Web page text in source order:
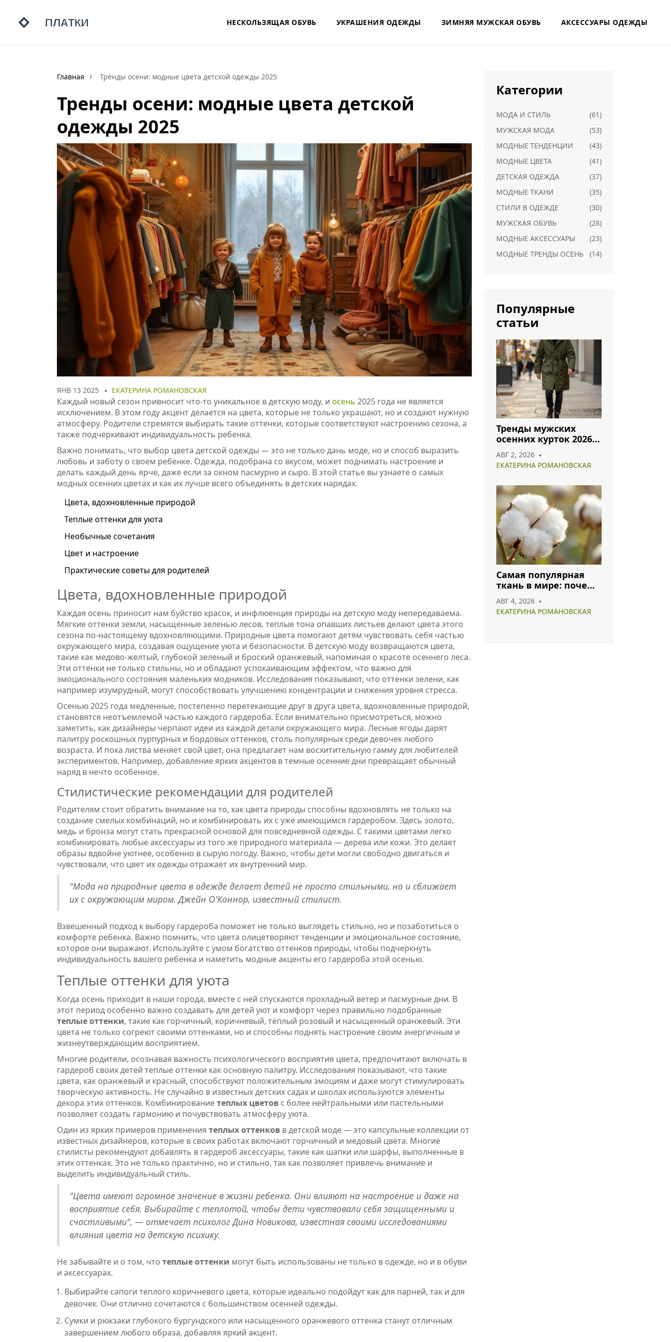
НЕСКОЛЬЗЯЩАЯ ОБУВЬ УКРАШЕНИЯ ОДЕЖДЫ ЗИМНЯЯ МУЖСКАЯ ОБУВЬ АКСЕССУАРЫ ОДЕЖДЫ
Главная Тренды осени: модные цвета детской одежды 2025
Тренды осени: модные цвета детской
одежды 2025
ЯНВ 13 2025 ЕКАТЕРИНА РОМАНОВСКАЯ
Каждый новый сезон привносит что-то уникальное в детскую моду, и осень 2025 года не является
исключением. В этом году акцент делается на цвета, которые не только украшают, но и создают нужную
атмосферу. Родители стремятся выбирать такие оттенки, которые соответствуют настроению сезона, а
также подчеркивают индивидуальность ребенка.
Важно понимать, что выбор цвета детской одежды — это не только дань моде, но и способ выразить
любовь и заботу о своем ребенке. Одежда, подобрана со вкусом, может поднимать настроение и
делать каждый день ярче, даже если за окном пасмурно и сыро. В этой статье вы узнаете о самых
модных осенних цветах и как их лучше всего объединять в детских нарядах.
Цвета, вдохновленные природой
Теплые оттенки для уюта
Необычные сочетания
Цвет и настроение
Практические советы для родителей
Цвета, вдохновленные природой
Каждая осень приносит нам буйство красок, и инфлюенция природы на детскую моду непередаваема.
Мягкие оттенки земли, насыщенные зеленью лесов, теплые тона опавших листьев делают цвета этого
сезона по-настоящему вдохновляющими. Природные цвета помогают детям чувствовать себя частью
окружающего мира, создавая ощущение уюта и безопасности. В детскую моду возвращаются цвета,
такие как медово-желтый, глубокой зеленый и броский оранжевый, напоминая о красоте осеннего леса.
Эти оттенки не только стильны, но и обладают успокаивающим эффектом, что важно для
эмоционального состояния маленьких модников. Исследования показывают, что оттенки зелени, как
например изумрудный, могут способствовать улучшению концентрации и снижения уровня стресса.
Осенью 2025 года медленные, постепенно перетекающие друг в друга цвета, вдохновленные природой,
становятся неотъемлемой частью каждого гардероба. Если внимательно присмотреться, можно
заметить, как дизайнеры черпают идеи из каждой детали окружающего мира. Лесные ягоды дарят
палитру роскошных пурпурных и бордовых оттенков, столь популярных среди девочек любого
возраста. И пока листва меняет свой цвет, она предлагает нам восхитительную гамму для любителей
экспериментов. Например, добавление ярких акцентов в темные осенние дни превращает обычный
наряд в нечто особенное.
Стилистические рекомендации для родителей
Родителям стоит обратить внимание на то, как цвета природы способны вдохновлять не только на
создание смелых комбинаций, но и комбинировать их с уже имеющимся гардеробом. Здесь золото,
медь и бронза могут стать прекрасной основой для повседневной одежды. С такими цветами легко
комбинировать любые аксессуары из того же природного материала — дерева или кожи. Это делает
образы вдвойне уютнее, особенно в сырую погоду. Важно, чтобы дети могли свободно двигаться и
чувствовали, что цвет их одежды отражает их внутренний мир.
"Мода на природные цвета в одежде делает детей не просто стильными, но и сближает
их с окружающим миром. Джейн О'Коннор, известный стилист.
Взвешенный подход к выбору гардероба поможет не только выглядеть стильно, но и позаботиться о
комфорте ребенка. Важно помнить, что цвета олицетворяют тенденции и эмоциональное состояние,
которое они выражают. Используйте с умом богатство оттенков природы, чтобы подчеркнуть
индивидуальность вашего ребенка и наметить модные акценты его гардероба этой осенью.
Теплые оттенки для уюта
Когда осень приходит в наши города, вместе с ней спускаются прохладный ветер и пасмурные дни. В
этот период особенно важно создавать для детей уют и комфорт через правильно подобранные
теплые оттенки, такие как горчичный, коричневый, тёплый розовый и насыщенный оранжевый. Эти
цвета не только согреют своими оттенками, но и способны поднять настроение своим энергичным и
жизнеутверждающим восприятием.
Многие родители, осознавая важность психологического восприятия цвета, предпочитают включать в
гардероб своих детей теплые оттенки как основную палитру. Исследования показывают, что такие
цвета, как оранжевый и красный, способствуют положительным эмоциям и даже могут стимулировать
творческую активность. Не случайно в известных детских садах и школах используются элементы
декора этих оттенков. Комбинированиетеплых цветов с более нейтральными или пастельными
позволяет создать гармонию и почувствовать атмосферу уюта.
Один из ярких примеров применения теплых оттенков в детской моде — это капсульные коллекции от
известных дизайнеров, которые в своих работах включают горчичный и медовый цвета. Многие
стилисты рекомендуют добавлять в гардероб аксессуары, такие как шапки или шарфы, выполненные в
этих оттенках. Это не только практично, но и стильно, так как позволяет привлечь внимание и
выделить индивидуальный стиль.
"Цвета имеют огромное значение в жизни ребенка. Они влияют на настроение и даже на
восприятие себя. Выбирайте с теплотой, чтобы дети чувствовали себя защищенными и
счастливыми", — отмечает психолог Дина Новикова, известная своими исследованиями
влияния цвета на детскую психику.
Не забывайте и о том, что теплые оттенки могут быть использованы не только в одежде, но и в обуви
и аксессуарах.
Выбирайте сапоги теплого коричневого цвета, которые идеально подойдут как для парней, так и для
девочек. Они отлично сочетаются с большинством осенней одежды.
Сумки и рюкзаки глубокого бургундского или насыщенного оранжевого оттенка станут отличным
завершением любого образа, добавляя яркий акцент.
Категории
МОДА И СТИЛЬ
(61)
МУЖСКАЯ МОДА
(53)
МОДНЫЕ ТЕНДЕНЦИИ
(43)
МОДНЫЕ ЦВЕТА
(41)
ДЕТСКАЯ ОДЕЖДА
(37)
МОДНЫЕ ТКАНИ
(35)
СТИЛИ В ОДЕЖДЕ
(30)
МУЖСКАЯ ОБУВЬ
(28)
МОДНЫЕ АКСЕССУАРЫ
(23)
МОДНЫЕ ТРЕНДЫ ОСЕНЬ
(14)
Популярные
статьи
Тренды мужских
осенних курток 2026:
что носить и как
сочетать
АВГ 2, 2026
ЕКАТЕРИНА РОМАНОВСКАЯ
Самая популярная
ткань в мире: почему
лидируют в 2026 году
АВГ 4, 2026
ЕКАТЕРИНА РОМАНОВСКАЯ